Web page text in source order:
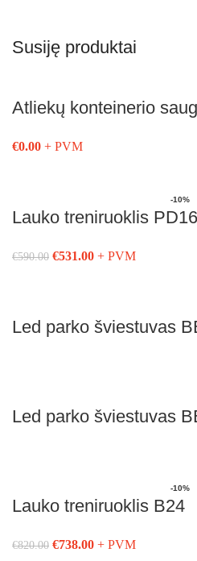
Susiję produktai
Atliekų konteinerio
€0.00 + PVM
-10%
Lauko treniruoklis
€590.00 €531.00 + PVM
Led parko šviestuvas
Led parko šviestuvas
-10%
Lauko treniruoklis B24
€820.00 €738.00 + PVM